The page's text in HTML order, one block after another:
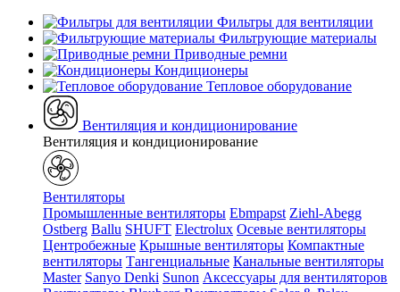
Фильтры для вентиляции
Фильтрующие материалы
Приводные ремни
Кондиционеры
Тепловое оборудование
Вентиляция и кондиционирование
Вентиляция и кондиционирование
Вентиляторы
Промышленные вентиляторы Ebmpapst Ziehl-Abegg
Ostberg Ballu SHUFT Electrolux Осевые вентиляторы
Центробежные Крышные вентиляторы Компактные
вентиляторы Тангенциальные Канальные вентиляторы
Master Sanyo Denki Sunon Аксессуары для вентиляторов